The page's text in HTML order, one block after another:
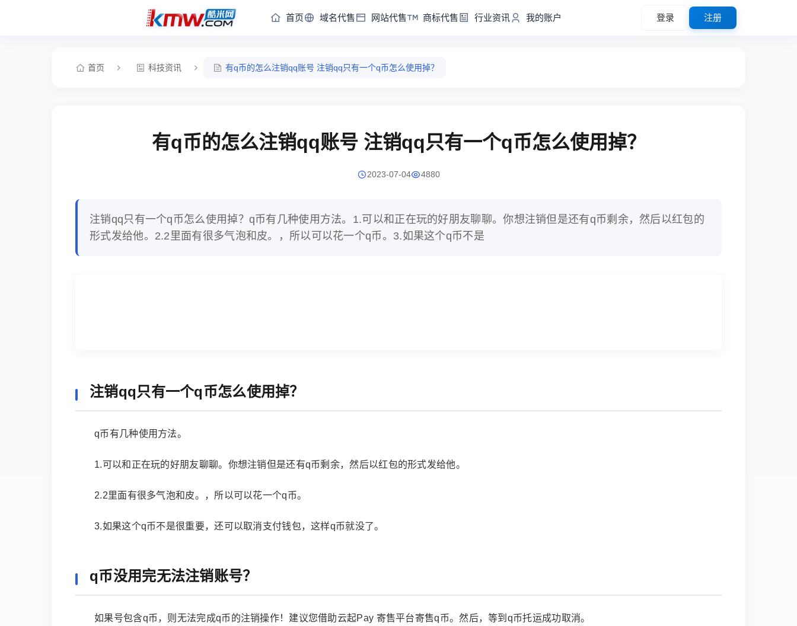
首页 域名代售 网站代售 商标代售 行业资讯 我的账户 登录 注册
首页 科技资讯 有q币的怎么注销qq账号 注销qq只有一个q币怎么使用掉？
有q币的怎么注销qq账号 注销qq只有一个q币怎么使用掉？
2023-07-04 4880
注销qq只有一个q币怎么使用掉？q币有几种使用方法。1.可以和正在玩的好朋友聊聊。你想注销但是还有q币剩余，然后以红包的
形式发给他。2.2里面有很多气泡和皮。，所以可以花一个q币。3.如果这个q币不是
注销qq只有一个q币怎么使用掉？
q币有几种使用方法。
1.可以和正在玩的好朋友聊聊。你想注销但是还有q币剩余，然后以红包的形式发给他。
2.2里面有很多气泡和皮。，所以可以花一个q币。
3.如果这个q币不是很重要，还可以取消支付钱包，这样q币就没了。
q币没用完无法注销账号？
如果号包含q币，则无法完成q币的注销操作！建议您借助云起Pay 寄售平台寄售q币。然后，等到q币托运成功取消。